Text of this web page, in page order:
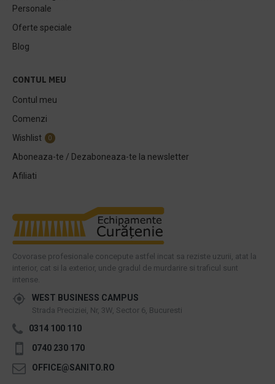
Personale
Oferte speciale
Blog
CONTUL MEU
Contul meu
Comenzi
Wishlist
0
Aboneaza-te / Dezaboneaza-te la newsletter
Afiliati
Covorase profesionale concepute astfel incat sa reziste uzurii, atat la
interior, cat si la exterior, unde gradul de murdarire si traficul sunt
intense.
WEST BUSINESS CAMPUS
Strada Preciziei, Nr, 3W, Sector 6, Bucuresti
0314 100 110
0740 230 170
OFFICE@SANITO.RO